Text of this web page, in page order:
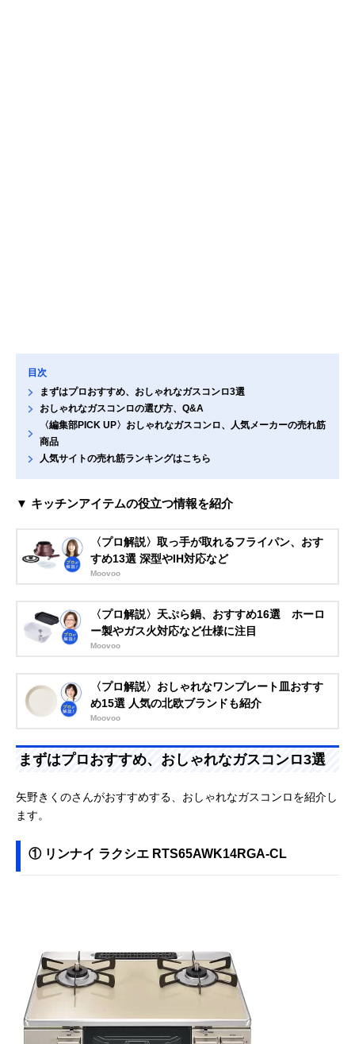
目次
まずはプロおすすめ、おしゃれなガスコンロ3選
おしゃれなガスコンロの選び方、Q&A
〈編集部PICK UP〉おしゃれなガスコンロ、人気メーカーの売れ筋
商品
人気サイトの売れ筋ランキングはこちら
▼ キッチンアイテムの役立つ情報を紹介
〈プロ解説〉取っ手が取れるフライパン、おす
すめ13選 深型やIH対応など
Moovoo
〈プロ解説〉天ぷら鍋、おすすめ16選 ホーロ
ー製やガス火対応など仕様に注目
Moovoo
〈プロ解説〉おしゃれなワンプレート皿おすす
め15選 人気の北欧ブランドも紹介
Moovoo
まずはプロおすすめ、おしゃれなガスコンロ3選
矢野きくのさんがおすすめする、おしゃれなガスコンロを紹介し
ます。
① リンナイ ラクシエ RTS65AWK14RGA-CL